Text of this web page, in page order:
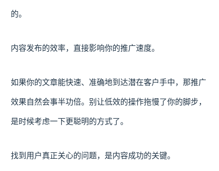
的。
内容发布的效率，直接影响你的推广速度。
如果你的文章能快速、准确地到达潜在客户手中，那推广
效果自然会事半功倍。别让低效的操作拖慢了你的脚步，
是时候考虑一下更聪明的方式了。
找到用户真正关心的问题，是内容成功的关键。